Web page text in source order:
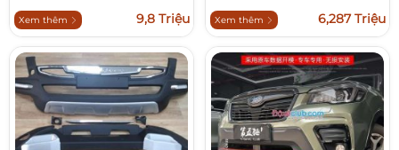
Xem thêm 9,8 Triệu Xem thêm 6,287 Triệu